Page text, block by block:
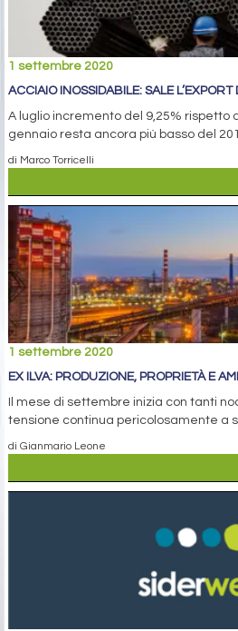
1 settembre 2020
ACCIAIO INOSSIDABILE: SALE L’EXPORT
A luglio incremento del 9,25% rispetto
gennaio resta ancora più basso del
di Marco Torricelli
1 settembre 2020
EX ILVA: PRODUZIONE, PROPRIETÀ E
Il mese di settembre inizia con tanti
tensione continua pericolosamente a
di Gianmario Leone